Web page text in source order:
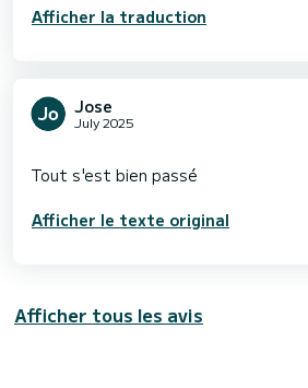
Afficher la traduction
Jose
July 2025
Afficher le texte original
Afficher tous les avis